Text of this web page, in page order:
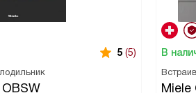
5 (5) В
Miele